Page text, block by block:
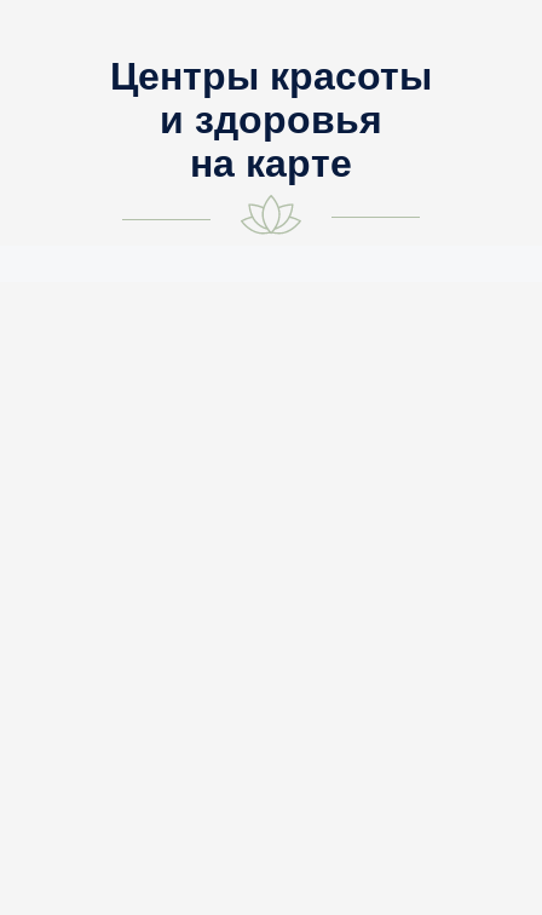
Центры красоты
и здоровья
на карте